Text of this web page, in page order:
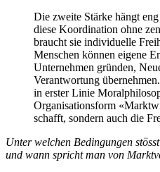
Die zweite Stärke hängt
diese Koordination ohne
braucht sie individuelle
Menschen können eigene
Unternehmen gründen,
Verantwortung
in erster Linie
Organisationsform
schafft, sondern auch die
Unter welchen Bedingungen
und wann spricht man von